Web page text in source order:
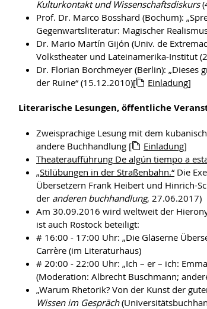
Kulturkontakt und Wissenschaftsdiskurs
Prof. Dr. Marco Bosshard (Bochum):
Gegenwartsliteratur: Magischer
Dr. Mario Martín Gijón (Univ. de
Volkstheater und Lateinamerika-Institut
Dr. Florian Borchmeyer (Berlin): „Dieses
der Ruine“ (15.12.2010)[ Einladung]
Literarische Lesungen, öffentliche
Zweisprachige Lesung mit dem
andere Buchhandlung [
Einladung]
Theateraufführung De algún tiempo a
„Stilübungen in der Straßenbahn.“ Die
Übersetzern Frank Heibert und Hinrich-
der anderen buchhandlung, 27.06.2017)
Am 30.09.2016 wird weltweit der
ist auch Rostock beteiligt:
# 16:00 - 17:00 Uhr: „Die Gläserne
Carrère (im Literaturhaus)
# 20:00 - 22:00 Uhr: „Ich – er – ich:
(Moderation: Albrecht Buschmann;
„Warum Rhetorik? Von der Kunst der
Wissen im Gespräch